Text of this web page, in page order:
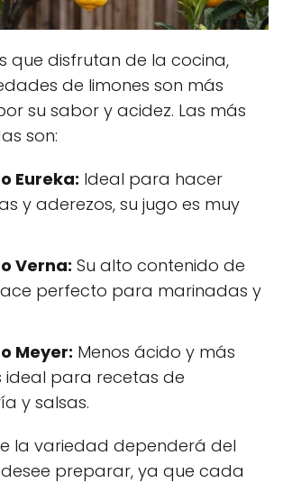
que disfrutan de la cocina,
de limones son más
su sabor y acidez. Las más
son:
Eureka: Ideal para hacer
y aderezos, su jugo es muy
Verna: Su alto contenido de
perfecto para marinadas y
Meyer: Menos ácido y más
ideal para recetas de
y salsas.
la variedad dependerá del
preparar, ya que cada